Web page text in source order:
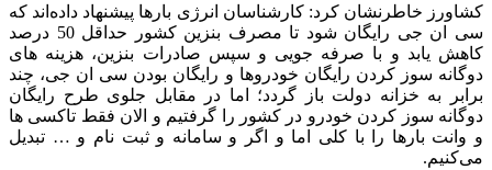
کشاورز خاطرنشان کرد: کارشناسان انرژی بارها پیشنهاد داده‌اند که
سی ان جی رایگان شود تا مصرف بنزین کشور حداقل 50 درصد
کاهش یابد و با صرفه جویی و سپس صادرات بنزین، هزینه های
دوگانه سوز کردن رایگان خودروها و رایگان بودن سی ان جی، چند
برابر به خزانه دولت باز گردد؛ اما در مقابل جلوی طرح رایگان
دوگانه سوز کردن خودرو در کشور را گرفتیم و الان فقط تاکسی ها
و وانت بارها را با کلی اما و اگر و سامانه و ثبت نام و … تبدیل
می‌کنیم.